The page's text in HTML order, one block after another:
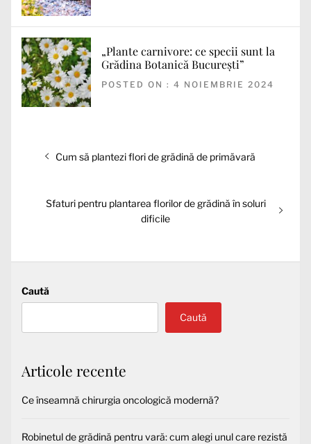
„Plante carnivore: ce specii sunt la
Grădina Botanică București”
POSTED ON : 4 NOIEMBRIE 2024
Articolul
Cum să plantezi flori de grădină de primăvară
Articolul
Sfaturi pentru plantarea florilor de grădină în soluri
dificile
Caută
Caută
Articole recente
Ce înseamnă chirurgia oncologică modernă?
Robinetul de grădină pentru vară: cum alegi unul care rezistă